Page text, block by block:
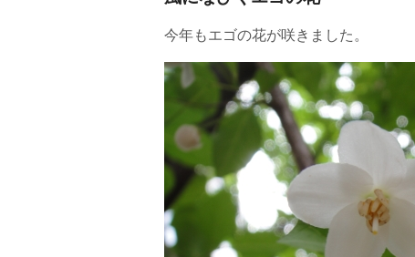
今年もエゴの花が咲きました。